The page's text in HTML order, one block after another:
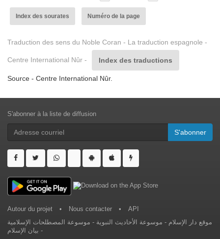
Index des sourates Numéro de la page
Traduction des sens du Noble Coran - La traduction espagnole -
Centre International Nûr - Index des traductions
Source - Centre International Nûr.
S'abonner à la liste de diffusion
S'abonner
Autour du projet • Nous contacter •
API
موقع دار الإسلام - موسوعة الأحاديث النبوية - موسوعة المصطلحات الإسلامية
- بيان الإسلام